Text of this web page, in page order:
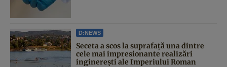
D:NEWS
Seceta a scos la suprafață una dintre
cele mai impresionante realizări
inginerești ale Imperiului Roman